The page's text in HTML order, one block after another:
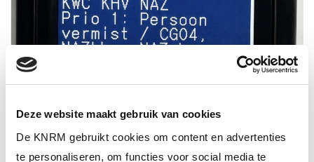
Deze website maakt gebruik van cookies
De KNRM gebruikt cookies om content en advertenties
te personaliseren, om functies voor social media te